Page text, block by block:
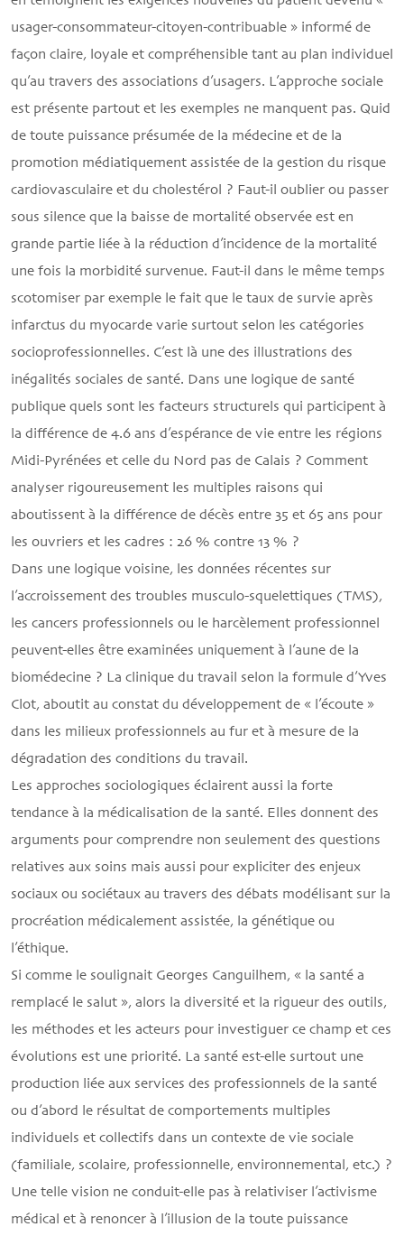
usager-consommateur-citoyen-contribuable » informé de
façon claire, loyale et compréhensible tant au plan individuel
qu’au travers des associations d’usagers. L’approche sociale
est présente partout et les exemples ne manquent pas. Quid
de toute puissance présumée de la médecine et de la
promotion médiatiquement assistée de la gestion du risque
cardiovasculaire et du cholestérol ? Faut-il oublier ou passer
sous silence que la baisse de mortalité observée est en
grande partie liée à la réduction d’incidence de la mortalité
une fois la morbidité survenue. Faut-il dans le même temps
scotomiser par exemple le fait que le taux de survie après
infarctus du myocarde varie surtout selon les catégories
socioprofessionnelles. C’est là une des illustrations des
inégalités sociales de santé. Dans une logique de santé
publique quels sont les facteurs structurels qui participent à
la différence de 4.6 ans d’espérance de vie entre les régions
Midi-Pyrénées et celle du Nord pas de Calais ? Comment
analyser rigoureusement les multiples raisons qui
aboutissent à la différence de décès entre 35 et 65 ans pour
les ouvriers et les cadres : 26 % contre 13 % ?
Dans une logique voisine, les données récentes sur
l’accroissement des troubles musculo-squelettiques (TMS),
les cancers professionnels ou le harcèlement professionnel
peuvent-elles être examinées uniquement à l’aune de la
biomédecine ? La clinique du travail selon la formule d’Yves
Clot, aboutit au constat du développement de « l’écoute »
dans les milieux professionnels au fur et à mesure de la
dégradation des conditions du travail.
Les approches sociologiques éclairent aussi la forte
tendance à la médicalisation de la santé. Elles donnent des
arguments pour comprendre non seulement des questions
relatives aux soins mais aussi pour expliciter des enjeux
sociaux ou sociétaux au travers des débats modélisant sur la
procréation médicalement assistée, la génétique ou
l’éthique.
Si comme le soulignait Georges Canguilhem, « la santé a
remplacé le salut », alors la diversité et la rigueur des outils,
les méthodes et les acteurs pour investiguer ce champ et ces
évolutions est une priorité. La santé est-elle surtout une
production liée aux services des professionnels de la santé
ou d’abord le résultat de comportements multiples
individuels et collectifs dans un contexte de vie sociale
(familiale, scolaire, professionnelle, environnemental, etc.) ?
Une telle vision ne conduit-elle pas à relativiser l’activisme
médical et à renoncer à l’illusion de la toute puissance